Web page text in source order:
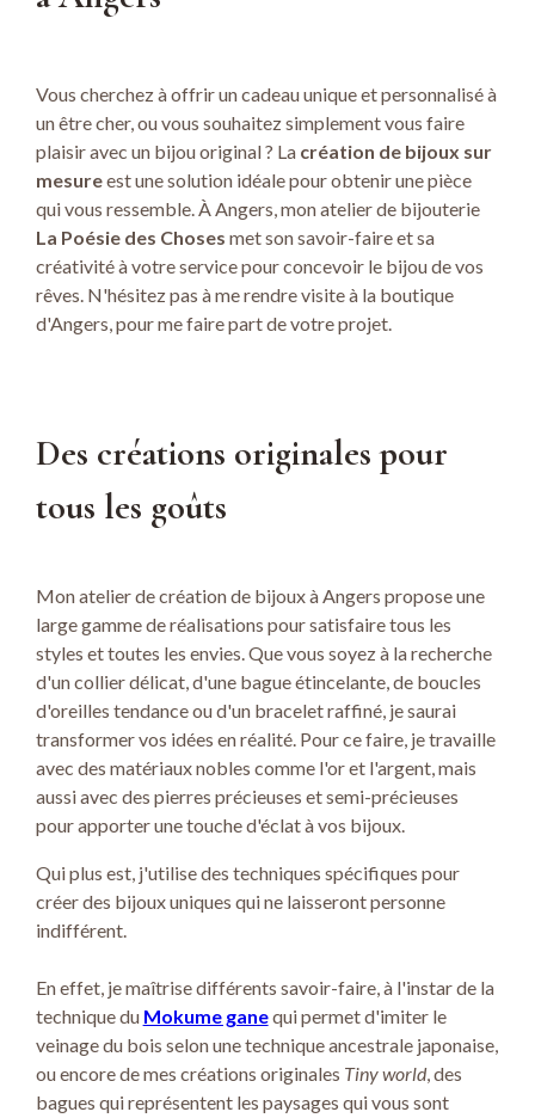
Vous cherchez à offrir un cadeau unique et personnalisé à
un être cher, ou vous souhaitez simplement vous faire
plaisir avec un bijou original ? La création de bijoux sur
mesureest une solution idéale pour obtenir une pièce
qui vous ressemble. À Angers, mon atelier de bijouterie
La Poésie des Choses met son savoir-faire et sa
créativité à votre service pour concevoir le bijou de vos
rêves. N'hésitez pas à me rendre visite à la boutique
d'Angers, pour me faire part de votre projet.
Des créations originales pour
tous les goûts
Mon atelier de création de bijoux à Angers propose une
large gamme de réalisations pour satisfaire tous les
styles et toutes les envies. Que vous soyez à la recherche
d'un collier délicat, d'une bague étincelante, de boucles
d'oreilles tendance ou d'un bracelet raffiné, je saurai
transformer vos idées en réalité. Pour ce faire, je travaille
avec des matériaux nobles comme l'or et l'argent, mais
aussi avec des pierres précieuses et semi-précieuses
pour apporter une touche d'éclat à vos bijoux.
Qui plus est, j'utilise des techniques spécifiques pour
créer des bijoux uniques qui ne laisseront personne
indifférent.
En effet, je maîtrise différents savoir-faire, à l'instar de la
technique du Mokume ganequi permet d'imiter le
veinage du bois selon une technique ancestrale japonaise,
ou encore de mes créations originales Tiny world, des
bagues qui représentent les paysages qui vous sont